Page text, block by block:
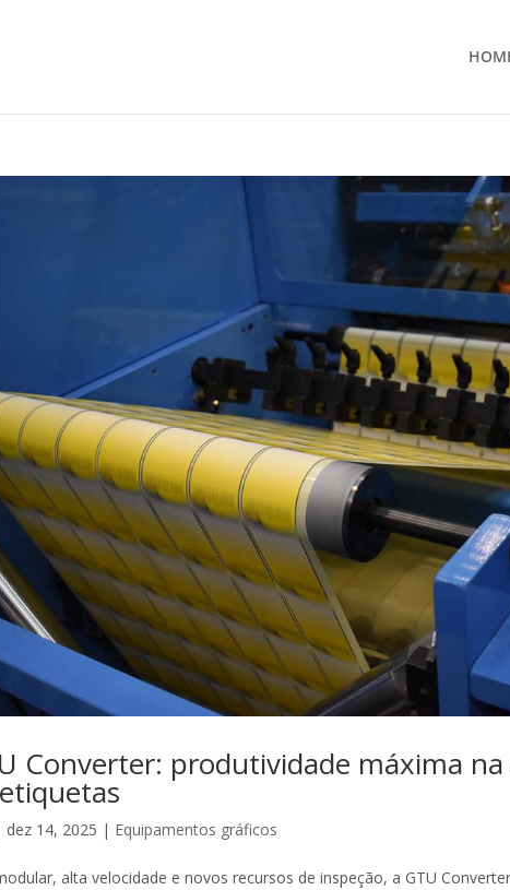
Converter: produtividade máxima
dez 14, 2025 | Equipamentos gráficos
alta velocidade e novos recursos de inspeção, a GTU